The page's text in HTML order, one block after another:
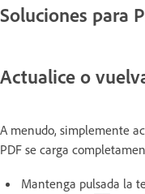
Soluciones para
Actualice o
A menudo, simplemente
PDF se carga
Mantenga pulsada la